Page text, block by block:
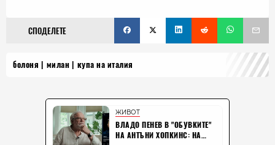
СПОДЕЛЕТЕ
болоня милан купа на италия